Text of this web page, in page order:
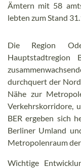
Ämtern mit 58
lebten zum Stand
Die Region
Hauptstadtregion
durchquert der
Nähe zur
Verkehrskorridore,
BER ergeben sich
Berliner Umland
Metropolenraum
Wichtige